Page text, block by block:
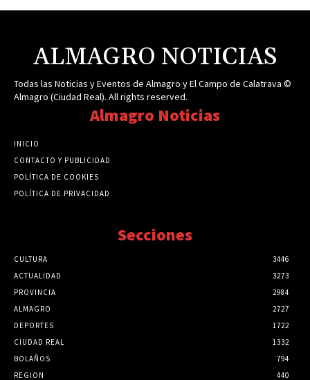
ALMAGRO NOTICIAS
Todas las Noticias y Eventos de Almagro y El Campo de Calatrava ©
Almagro (Ciudad Real). All rights reserved.
Almagro Noticias
INICIO
CONTACTO Y PUBLICIDAD
POLÍTICA DE COOKIES
POLÍTICA DE PRIVACIDAD
Secciones
CULTURA
3446
ACTUALIDAD
3273
PROVINCIA
2984
ALMAGRO
2727
DEPORTES
1722
CIUDAD REAL
1332
BOLAÑOS
794
REGION
440